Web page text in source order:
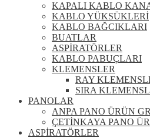
KAPALI KABLO
KABLO YÜKSÜKLERİ
KABLO BAĞCIKLARI
BUATLAR
ASPİRATÖRLER
KABLO PABUÇLARI
KLEMENSLER
RAY
SIRA
PANOLAR
ANPA PANO ÜRÜN
ÇETİNKAYA PANO
ASPİRATÖRLER